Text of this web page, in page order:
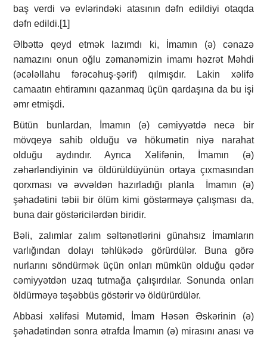
baş verdi və evlərindəki atasının dəfn edildiyi otaqda
dəfn edildi.[1]
Əlbəttə qeyd etmək lazımdı ki, İmamın (ə) cənazə
namazını onun oğlu zəmanəmizin imamı həzrət Məhdi
(əcələllahu fərəcəhuş-şərif) qılmışdır. Lakin xəlifə
camaatın ehtiramını qazanmaq üçün qardaşına da bu işi
əmr etmişdi.
Bütün bunlardan, İmamın (ə) cəmiyyətdə necə bir
mövqeyə sahib olduğu və hökumətin niyə narahat
olduğu aydındır. Ayrıca Xəlifənin, İmamın (ə)
zəhərləndiyinin və öldürüldüyünün ortaya çıxmasından
qorxması və əvvəldən hazırladığı planla İmamın (ə)
şəhadətini təbii bir ölüm kimi göstərməyə çalışması da,
buna dair göstəricilərdən biridir.
Bəli, zalımlar zalım səltənətlərini günahsız İmamların
varlığından dolayı təhlükədə görürdülər. Buna görə
nurlarını söndürmək üçün onları mümkün olduğu qədər
cəmiyyətdən uzaq tutmağa çalışırdılar. Sonunda onları
öldürməyə təşəbbüs göstərir və öldürürdülər.
Abbasi xəlifəsi Mutəmid, İmam Həsən Əskərinin (ə)
şəhadətindən sonra ətrafda İmamın (ə) mirasını anası və